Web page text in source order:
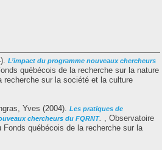
L’impact du programme nouveaux chercheurs
québécois de la recherche sur la nature
recherche sur la société et la culture
Yves (2004). Les pratiques de
chercheurs du FQRNT. , Observatoire
québécois de la recherche sur la